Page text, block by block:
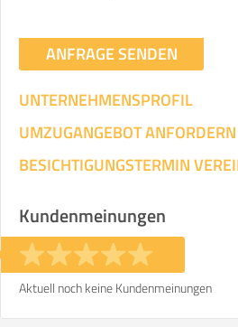
ANFRAGE SENDEN
UNTERNEHMENSPROFIL
UMZUGANGEBOT ANFORDERN
BESICHTIGUNGSTERMIN
Kundenmeinungen
Aktuell noch keine Kundenmeinungen